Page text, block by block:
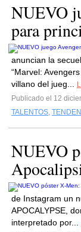
NUEVO
para
anuncian la
“Marvel:
villano del jueg...
Publicado el 12
TALENTOS,
NUEVO
de Instagram un
APOCALYPSE,
interpretado por...